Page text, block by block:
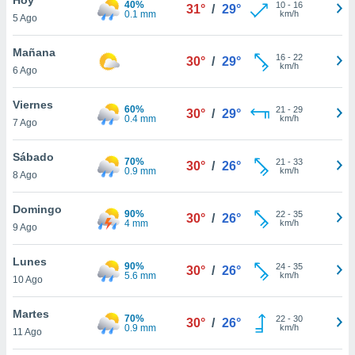
en
más
nuestra
de
cookies
aceptar
5 Ago
40%
0.1 mm
31° / 29° 10- 16
km/h
Mañana
6 Ago
30° / 29° 16- 22
km/h
Viernes
7 Ago
60%
0.4 mm
30° / 29° 21 - 29
km/h
Sábado
8 Ago
70%
0.9 mm
30° / 26° 21 - 33
km/h
Domingo
9 Ago
90%
4 mm
30° / 26° 22- 35
km/h
Lunes
10 Ago
90%
5.6 mm
30° / 26° 24- 35
km/h
Martes
11 Ago
70%
0.9 mm
30° / 26° 22- 30
km/h